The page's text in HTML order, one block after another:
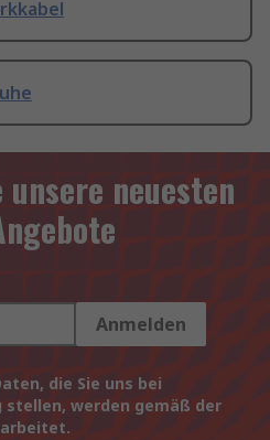
neuesten
Anmelden
die Sie uns bei
stellen, werden gemäß der